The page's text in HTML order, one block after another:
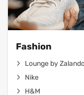
Fashion
Lounge by
Nike
H&M